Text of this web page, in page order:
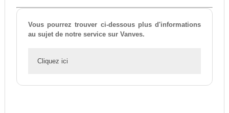
Vous pourrez trouver ci-dessous plus d'informations
au sujet de notre service sur Vanves.
Cliquez ici